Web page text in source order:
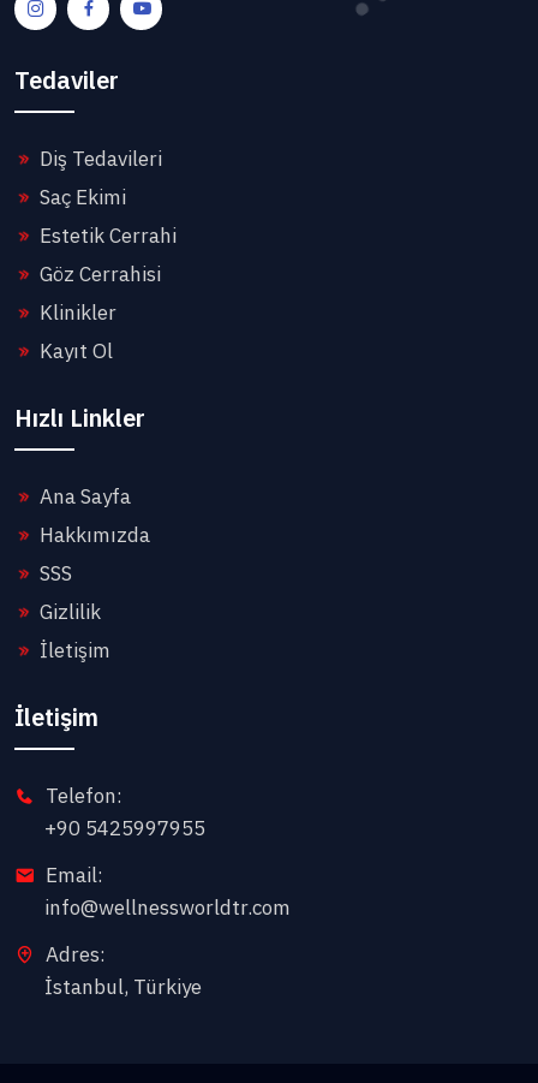
Tedaviler
Diş Tedavileri
Saç Ekimi
Estetik Cerrahi
Göz Cerrahisi
Klinikler
Kayıt Ol
Hızlı Linkler
Ana Sayfa
Hakkımızda
SSS
Gizlilik
İletişim
İletişim
Telefon:
+90 5425997955
Email:
info@wellnessworldtr.com
Adres:
İstanbul, Türkiye